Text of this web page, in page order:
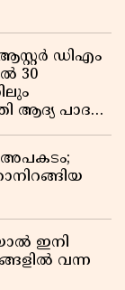
ഡിഎം
30
ആദ്യ പാദ
അപകടം;
ഇനി
വന്ന